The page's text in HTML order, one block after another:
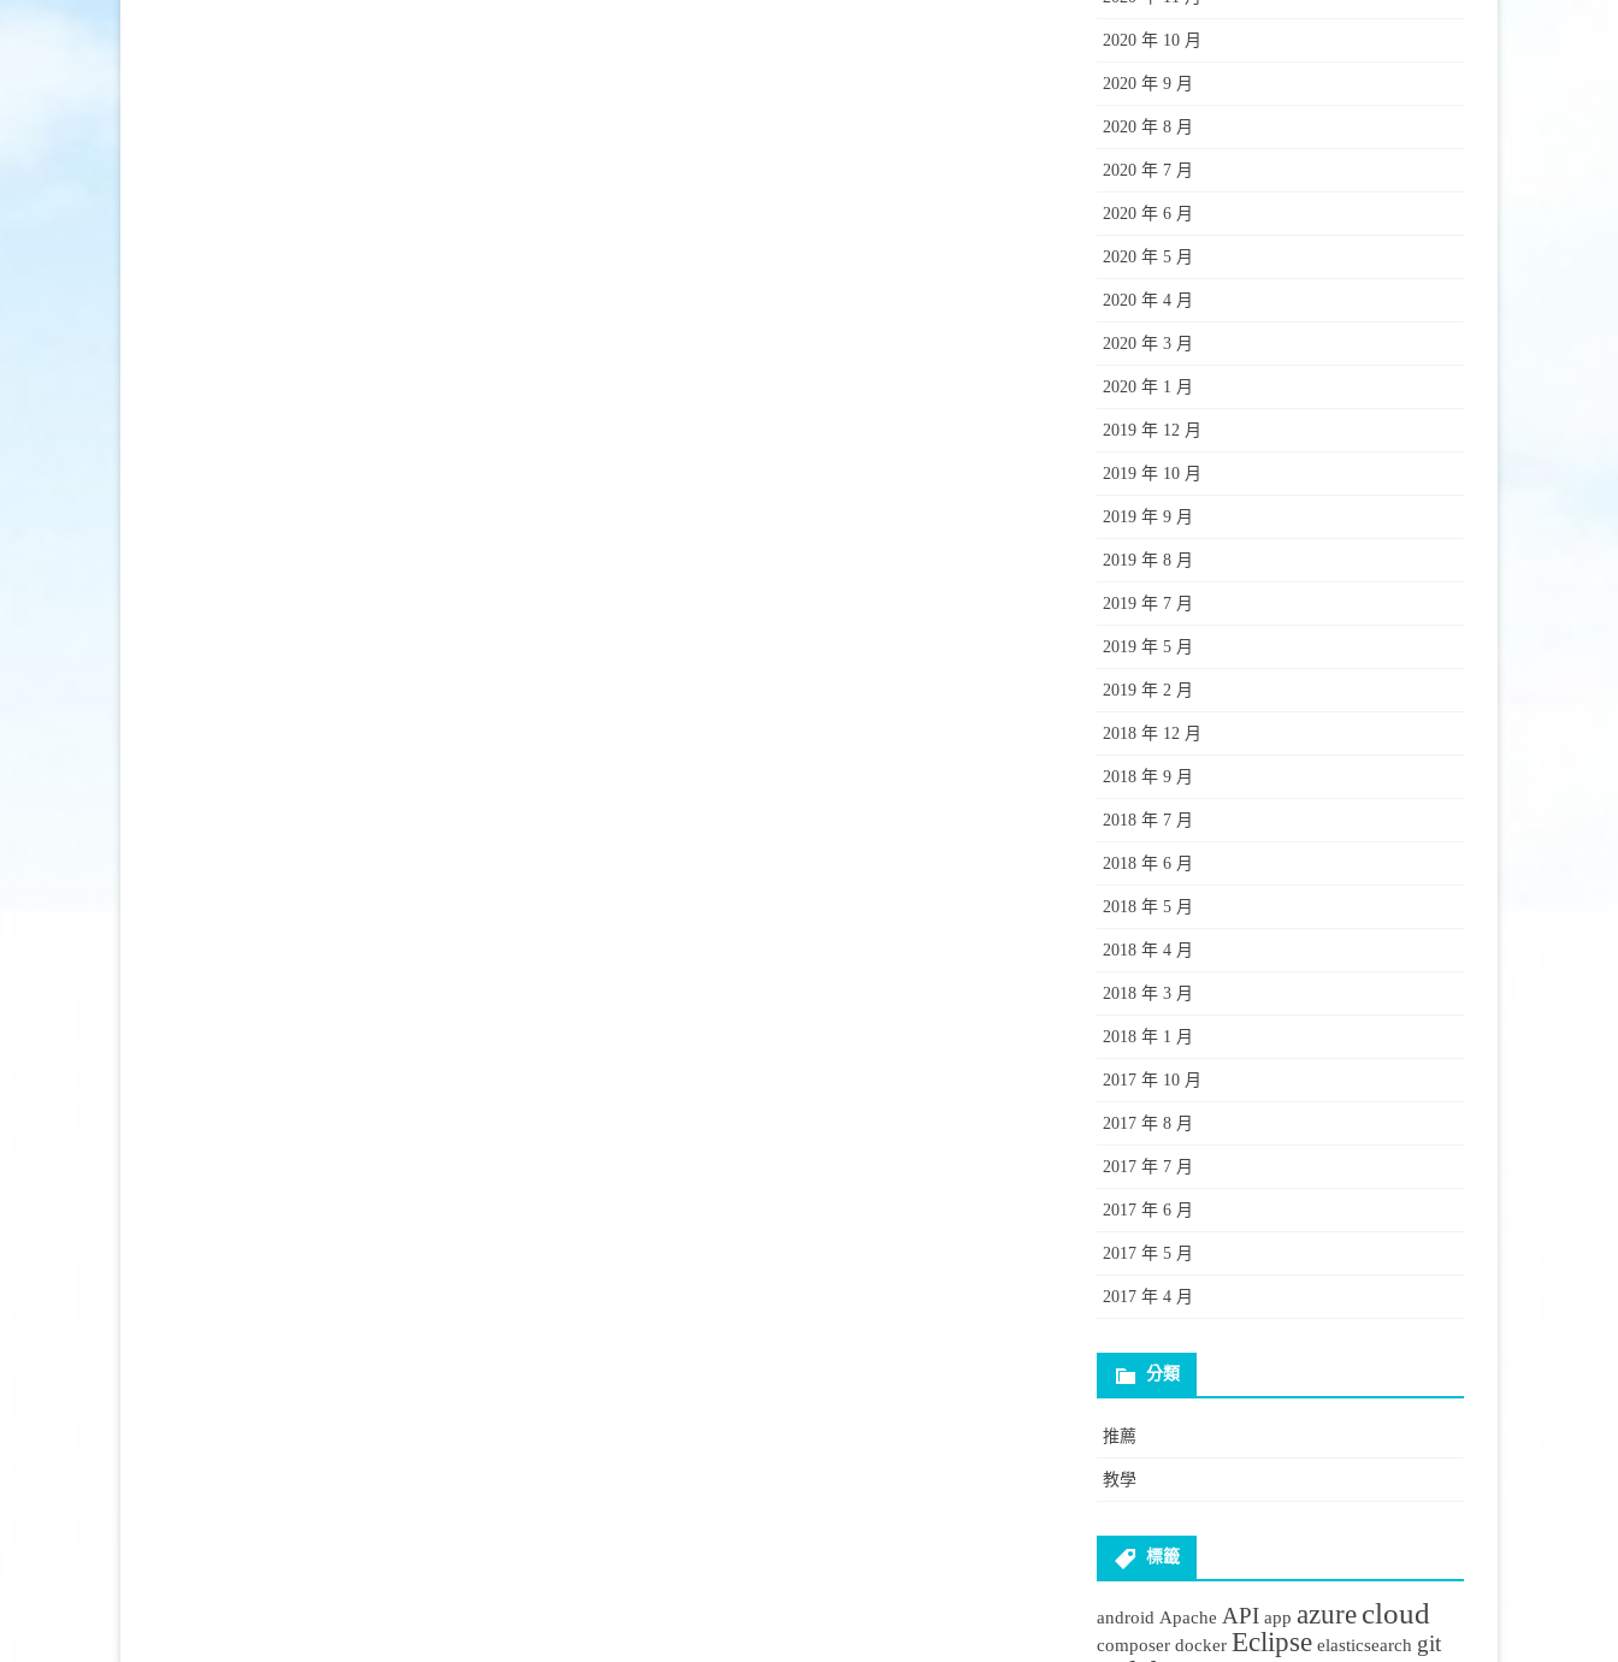
2020 年 10 月
2020 年 9 月
2020 年 8 月
2020 年 7 月
2020 年 6 月
2020 年 5 月
2020 年 4 月
2020 年 3 月
2020 年 1 月
2019 年 12 月
2019 年 10 月
2019 年 9 月
2019 年 8 月
2019 年 7 月
2019 年 5 月
2019 年 2 月
2018 年 12 月
2018 年 9 月
2018 年 7 月
2018 年 6 月
2018 年 5 月
2018 年 4 月
2018 年 3 月
2018 年 1 月
2017 年 10 月
2017 年 8 月
2017 年 7 月
2017 年 6 月
2017 年 5 月
2017 年 4 月
分類
推薦
教學
標籤
android Apache API app azurecloud
composer docker Eclipse elasticsearch git